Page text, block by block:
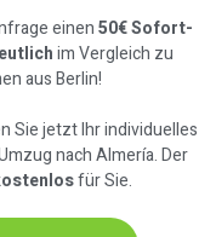
einen50€ Sofort-
im Vergleich zu
aus Berlin!
Sie jetzt Ihr individuelles
nach Almería. Der
für Sie.